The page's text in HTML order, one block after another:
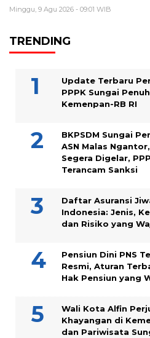
Minggu, 9 Agu 2026 - 09:01 WIB
TRENDING
Update Terbaru
PPPK Sungai
Kemenpan-RB RI
BKPSDM Sungai
ASN Malas
Segera Digelar,
Terancam Sanksi
Daftar Asuransi
Indonesia: Jenis,
dan Risiko yang
Pensiun Dini PNS
Resmi, Aturan
Hak Pensiun yang
Wali Kota Alfin
Khayangan di
dan Pariwisata